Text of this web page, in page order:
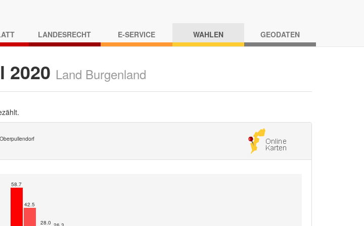
LANDESRECHT E-SERVICE WAHLEN GEODATEN
2020 Land Burgenland
58.7
42.5
28.0